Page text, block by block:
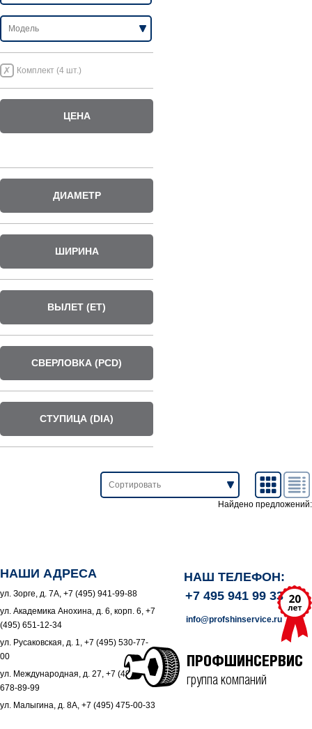
Комплект (4 шт.)
ЦЕНА
ДИАМЕТР
ШИРИНА
ВЫЛЕТ (ET)
СВЕРЛОВКА (PCD)
СТУПИЦА (DIA)
Найдено предложений:
НАШИ АДРЕСА
ул. Зорге, д. 7А, +7 (495) 941-99-88
ул. Академика Анохина, д. 6, корп. 6, +7
(495) 651-12-34
ул. Русаковская, д. 1, +7 (495) 530-77-
00
ул. Международная, д. 27, +7 (495)
678-89-99
ул. Малыгина, д. 8А, +7 (495) 475-00-33
НАШ ТЕЛЕФОН:
+7 495 941 99 33
info@profshinservice.ru
ПРОФШИНСЕРВИС
группа компаний